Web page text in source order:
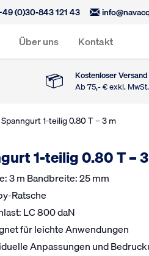
(0)30-843 121 43
Über uns Kontakt
Kostenloser Versand
Ab 75,- € exkl. MwSt.
1-teilig 0.80 T – 3 m
1-teilig 0.80 T –
3 m Bandbreite: 25 mm
Ratsche
LC 800 daN
für leichte Anwendungen
Anpassungen und